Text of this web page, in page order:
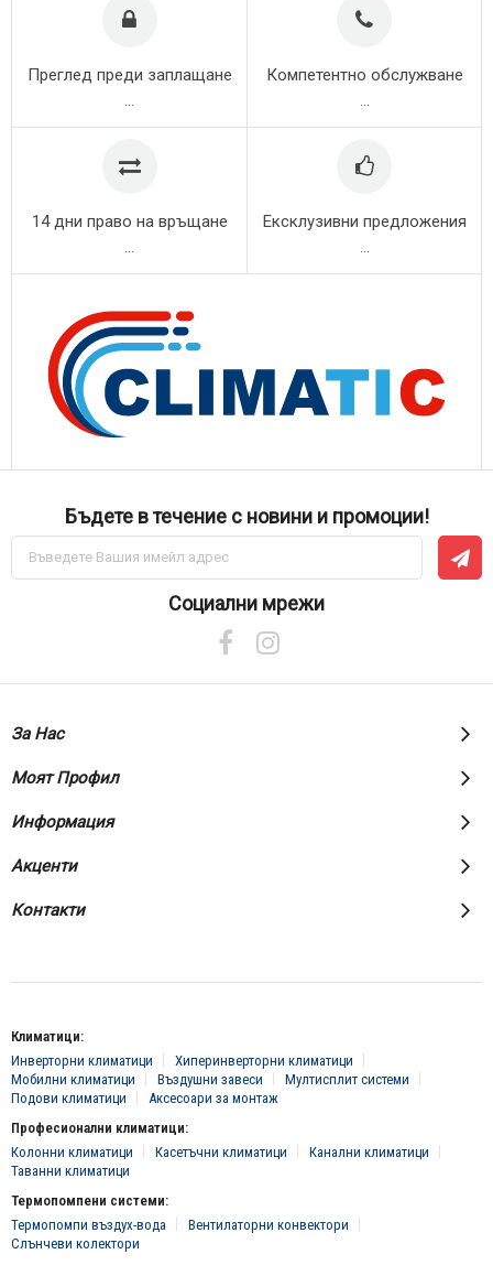
Преглед преди заплащане
...
Компетентно обслужване
...
14 дни право на връщане
...
Ексклузивни предложения
...
Бъдете в течение с новини и промоции!
Абонирай
за
Социални мрежи
За Нас
Моят Профил
Информация
Акценти
Контакти
Климатици:
Инверторни климатици
Хиперинверторни климатици
Мобилни климатици
Въздушни завеси
Мултисплит системи
Подови климатици
Аксесоари за монтаж
Професионални климатици:
Колонни климатици
Касетъчни климатици
Канални климатици
Таванни климатици
Термопомпени системи:
Термопомпи въздух-вода
Вентилаторни конвектори
Слънчеви колектори